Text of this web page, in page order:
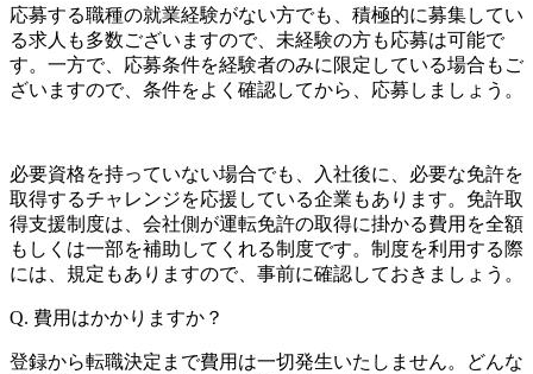
応募する職種の就業経験がない方でも、積極的に募集してい
る求人も多数ございますので、未経験の方も応募は可能で
す。一方で、応募条件を経験者のみに限定している場合もご
ざいますので、条件をよく確認してから、応募しましょう。
必要資格を持っていない場合でも、入社後に、必要な免許を
取得するチャレンジを応援している企業もあります。免許取
得支援制度は、会社側が運転免許の取得に掛かる費用を全額
もしくは一部を補助してくれる制度です。制度を利用する際
には、規定もありますので、事前に確認しておきましょう。
Q. 費用はかかりますか？
登録から転職決定まで費用は一切発生いたしません。どんな